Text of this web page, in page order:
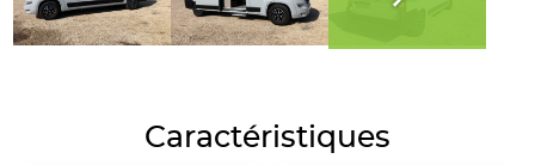
Caractéristiques